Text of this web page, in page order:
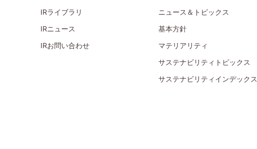
IRライブラリ
IRニュース
IRお問い合わせ
ニュース＆トピックス
基本方針
マテリアリティ
サステナビリティトピックス
サステナビリティインデックス